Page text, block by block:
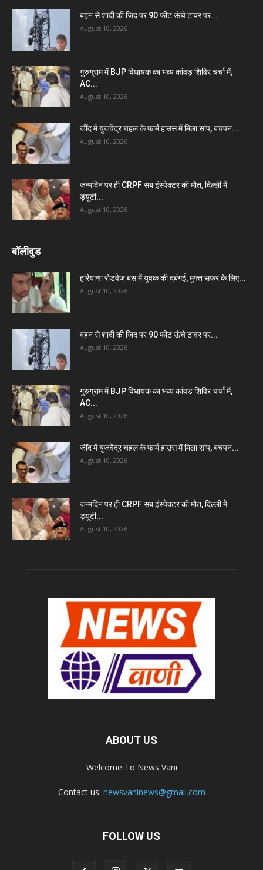
बहन से शादी की जिद पर 90 फीट ऊंचे टावर पर...
August 10, 2026
गुरुग्राम में BJP विधायक का भव्य कांवड़ शिविर चर्चा में,
AC...
August 10, 2026
जींद में युजवेंद्र चहल के फार्म हाउस में मिला सांप, बचपन...
August 10, 2026
जन्मदिन पर ही CRPF सब इंस्पेक्टर की मौत, दिल्ली में
ड्यूटी...
August 10, 2026
बॉलीवुड
हरियाणा रोडवेज बस में युवक की दबंगई, मुफ्त सफर के लिए...
August 10, 2026
बहन से शादी की जिद पर 90 फीट ऊंचे टावर पर...
August 10, 2026
गुरुग्राम में BJP विधायक का भव्य कांवड़ शिविर चर्चा में,
AC...
August 10, 2026
जींद में युजवेंद्र चहल के फार्म हाउस में मिला सांप, बचपन...
August 10, 2026
जन्मदिन पर ही CRPF सब इंस्पेक्टर की मौत, दिल्ली में
ड्यूटी...
August 10, 2026
ABOUT US
Welcome To News Vani
Contact us: newsvaninews@gmail.com
FOLLOW US